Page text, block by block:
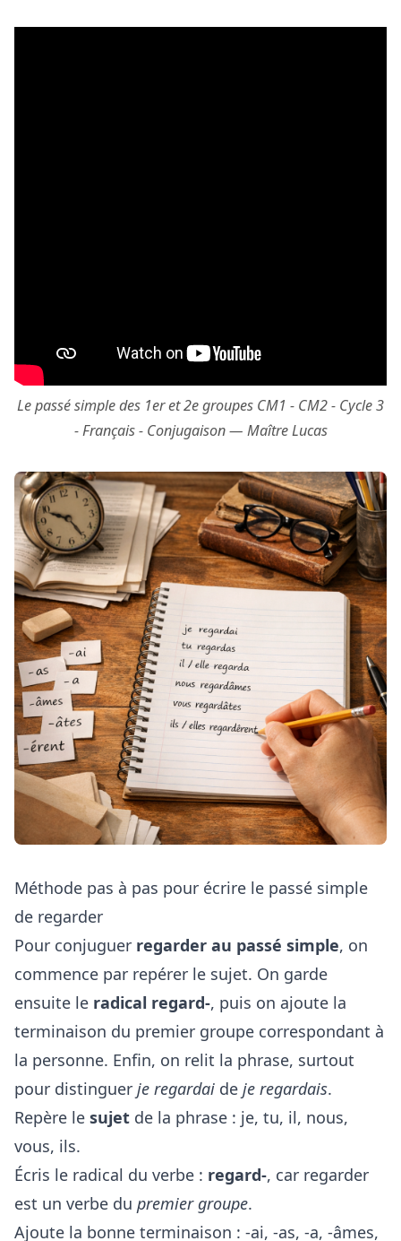
Le passé simple des 1er et 2e groupes CM1 - CM2 - Cycle 3
- Français - Conjugaison — Maître Lucas
Méthode pas à pas pour écrire le passé simple
de regarder
Pour conjuguer regarder au passé simple, on
commence par repérer le sujet. On garde
ensuite le radical regard-, puis on ajoute la
terminaison du premier groupe correspondant à
la personne. Enfin, on relit la phrase, surtout
pour distinguer je regardai de je regardais.
Repère le sujet de la phrase : je, tu, il, nous,
vous, ils.
Écris le radical du verbe : regard-, car regarder
est un verbe du premier groupe.
Ajoute la bonne terminaison : -ai, -as, -a, -âmes,